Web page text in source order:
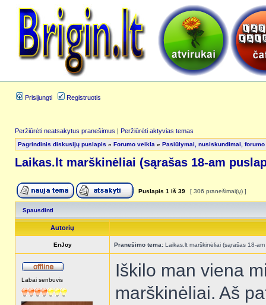
Prisijungti Registruotis
Peržiūrėti neatsakytus pranešimus | Peržiūrėti aktyvias temas
Pagrindinis diskusijų puslapis » Forumo veikla » Pasiūlymai, nusiskundimai,
Laikas.lt marškinėliai (sąrašas 18-am
Puslapis 1 iš 39 [ 306 pranešimai(ų) ]
Spausdinti
Autorių
EnJoy Pranešimo tema: Laikas.lt marškinėliai (sąrašas 18-
Labai senbuvis
Iškilo man viena
marškinėliai. Aš